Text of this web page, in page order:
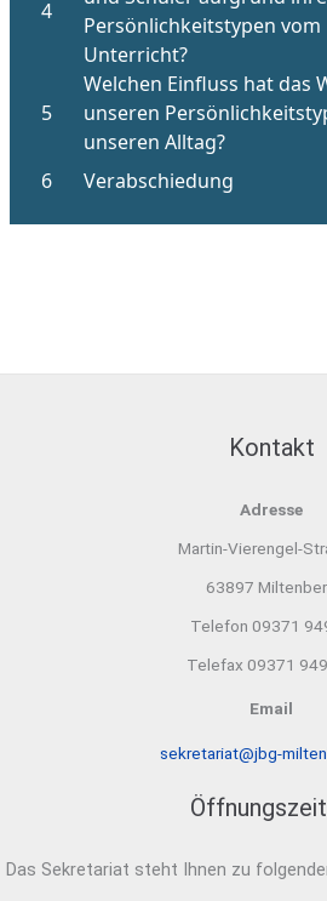
Kontakt
Adresse
Martin-Vierengel-
63897
Telefon 09371
Telefax 09371
Email
sekretariat@jbg-
Das Sekretariat steht Ihnen zu